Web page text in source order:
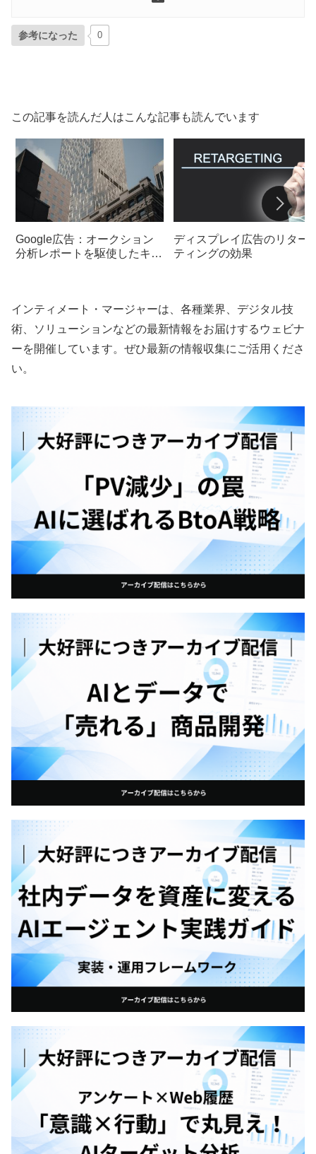
参考になった 0
この記事を読んだ人はこんな記事も読んでいます
Google広告：オークション
分析レポートを駆使したキャ
ディスプレイ広告のリター
ティングの効果
インティメート・マージャーは、各種業界、デジタル技
術、ソリューションなどの最新情報をお届けするウェビナ
ーを開催しています。ぜひ最新の情報収集にご活用くださ
い。